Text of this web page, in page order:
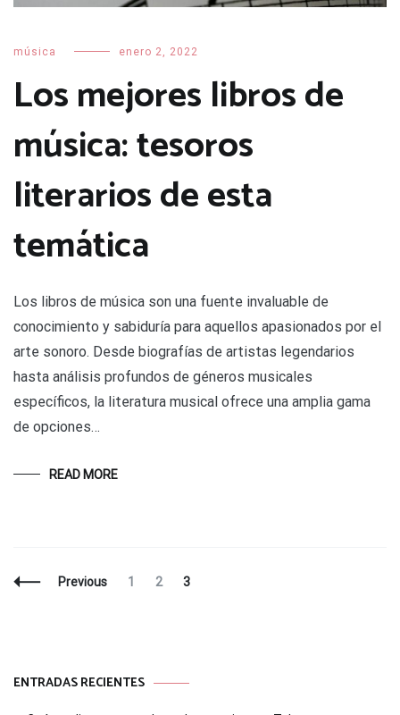
música enero 2, 2022
Los mejores libros de
música: tesoros
literarios de esta
temática
Los libros de música son una fuente invaluable de
conocimiento y sabiduría para aquellos apasionados por el
arte sonoro. Desde biografías de artistas legendarios
hasta análisis profundos de géneros musicales
específicos, la literatura musical ofrece una amplia gama
de opciones…
READ MORE
Posts
Previous Page
1 Page
2 Page
3
ENTRADAS RECIENTES